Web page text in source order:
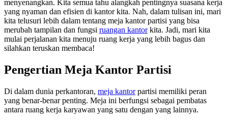
menyenangkan. Kita semua tahu alangkah pentingnya suasana kerja
yang nyaman dan efisien di kantor kita. Nah, dalam tulisan ini, mari
kita telusuri lebih dalam tentang meja kantor partisi yang bisa
merubah tampilan dan fungsi ruangan kantorkita. Jadi, mari kita
mulai perjalanan kita menuju ruang kerja yang lebih bagus dan
silahkan teruskan membaca!
Pengertian Meja Kantor Partisi
Di dalam dunia perkantoran, meja kantorpartisi memiliki peran
yang benar-benar penting. Meja ini berfungsi sebagai pembatas
antara ruang kerja karyawan yang satu dengan yang lainnya.